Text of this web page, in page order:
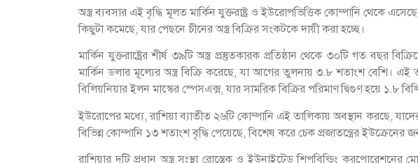
অস্ত্র ব্যবসার এই বৃদ্ধি মূলত মার্কিন যুক্তরাষ্ট্র ও ইউরোপভিত্তিক কোম্পানি থেকে
কিছুটা কমেছে, যার পেছনে চীনের অস্ত্র বিক্রির সংকটকে দায়ী করা হচ্ছে।
মার্কিন যুক্তরাষ্ট্রের শীর্ষ ৩৯টি অস্ত্র প্রস্তুতকারক প্রতিষ্ঠান থেকে ৩০টি গত বছর
মার্কিন ডলার মূল্যের অস্ত্র বিক্রি করেছে, যা আগের তুলনায় ৩.৮ শতাংশ বেশি। এই
বিলিয়নিয়ার ইলন মাস্কের স্পেসএক্স, যার সামরিক বিক্রির পরিমাণ দ্বিগুণ হয়ে ১.৮
ইউরোপের মধ্যে, রাশিয়া ব্যাতীত ২৬টি কোম্পানি এই তালিকায় অবস্থান করছে,
বিভিন্ন কোম্পানি ১৩ শতাংশ বৃদ্ধি পেয়েছে, বিশেষ করে চেক প্রজাতন্ত্রের ইউক্রেনের
রাশিয়ার দুটি প্রধান অস্ত্র সংস্থা রোস্তেক ও ইউনাইটেড শিপবিল্ডিং